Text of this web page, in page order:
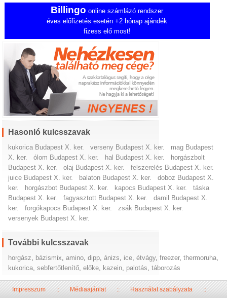
Billingo online számlázó rendszer
éves előfizetés esetén +2 hónap ajándék
fizess elő most!
Hasonló kulcsszavak
kukorica Budapest X. ker. verseny Budapest X. ker.
mag Budapest
X. ker.
ólom Budapest X. ker. hal Budapest X. ker.
horgászbolt
Budapest X. ker.
olaj Budapest X. ker.
felszerelés Budapest X. ker.
juice Budapest X. ker.
balaton Budapest X. ker.
doboz Budapest X.
ker.
horgászbot Budapest X. ker. kapocs Budapest X. ker.
táska
Budapest X. ker.
fagyasztott Budapest X. ker.
damil Budapest X.
ker.
forgókapocs Budapest X. ker.
zsák Budapest X. ker.
versenyek Budapest X. ker.
További kulcsszavak
horgász bázismix ,amino ,dipp ,ánizs ice ,étvágy,freezer,thermoruha
kukorica ,sebfertőtlenítő ,előke kazein palotás ,táborozás
Impresszum::Médiaajánlat::Használat szabályzata::